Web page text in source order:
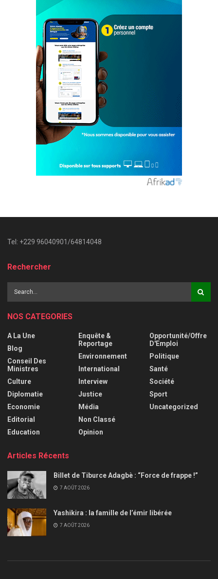
Tel: +229 96040901/64814048
Rechercher
NOS CATEGORIES
A La Une
Blog
Conseil Des
Ministres
Culture
Diplomatie
Economie
Editorial
Education
Enquête &
Reportage
Environnement
International
Interview
Justice
Média
Non Classé
Opinion
Opportunité/Offre
D'Emploi
Politique
Santé
Société
Sport
Uncategorized
Articles Récents
Billet de Tiburce Adagbè : “Force de frappe !”
7 AOÛT 2026
Yashikira : la famille de l’émir libérée
7 AOÛT 2026